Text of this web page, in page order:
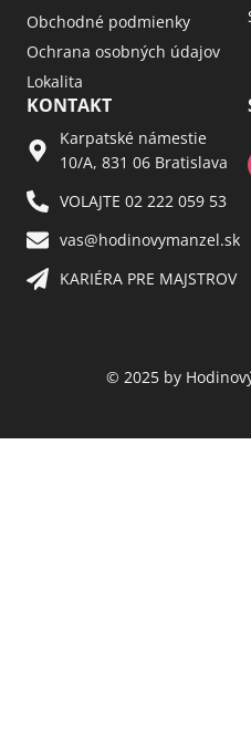
Obchodné podmienky
Ochrana osobných údajov
Lokalita
KONTAKT
Karpatské námestie
10/A, 831 06 Bratislava
VOLAJTE 02 222 059 53​
vas@hodinovymanzel.sk​
KARIÉRA PRE MAJSTROV​
© 2025 by